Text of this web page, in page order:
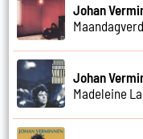
Johan
Johan
Madeleine